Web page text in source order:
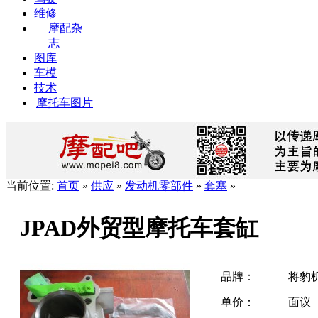
维修
摩配杂
志
图库
车模
技术
摩托车图片
当前位置: 首页 » 供应 » 发动机零部件 » 套塞 »
JPAD外贸型摩托车套缸
品牌： 将豹
单价： 面议